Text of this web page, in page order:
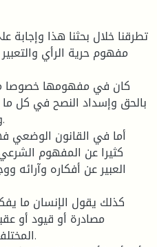
تطرقنا خلال بحثنا هذا وإجابة
مفهوم حرية الرأي
كان في مفهومها خصوصا من
بالحق وإسداد النصح في كل
أما في القانون الوضعي
كثيرا عن المفهوم
العبير عن أفكاره
كذلك يقول الإنسان ما
مصادرة أو قيود أو